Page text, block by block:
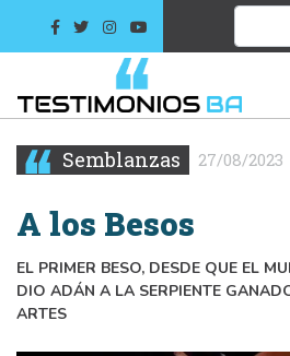
Semblanzas 27/08/2023
A los Besos
EL PRIMER BESO, DESDE QUE EL
DIO ADÁN A LA SERPIENTE
ARTES